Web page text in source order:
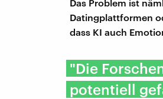
Das Problem ist
Datingplattformen
dass KI auch
"Die
potentiell